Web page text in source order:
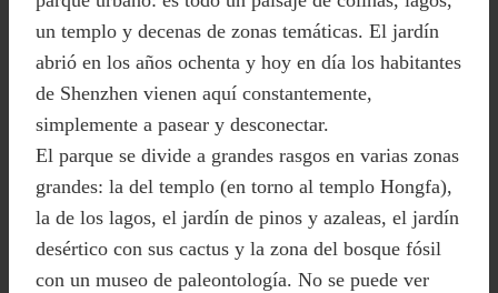
un templo y decenas de zonas temáticas. El jardín
abrió en los años ochenta y hoy en día los habitantes
de Shenzhen vienen aquí constantemente,
simplemente a pasear y desconectar.
El parque se divide a grandes rasgos en varias zonas
grandes: la del templo (en torno al templo Hongfa),
la de los lagos, el jardín de pinos y azaleas, el jardín
desértico con sus cactus y la zona del bosque fósil
con un museo de paleontología. No se puede ver